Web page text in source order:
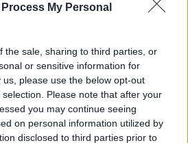
My Personal
the sale, sharing to third parties, or
or sensitive information for
please use the below opt-out
Please note that after your
you may continue seeing
on personal information utilized by
disclosed to third parties prior to